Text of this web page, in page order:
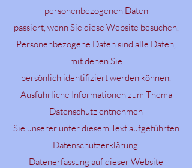
personenbezogenen Daten
passiert, wenn Sie diese Website besuchen.
Personenbezogene Daten sind alle Daten,
mit denen Sie
persönlich identifiziert werden können.
Ausführliche Informationen zum Thema
Datenschutz entnehmen
Sie unserer unter diesem Text aufgeführten
Datenschutzerklärung.
Datenerfassung auf dieser Website